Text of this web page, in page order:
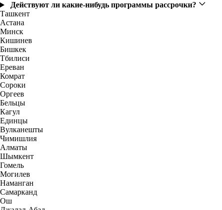
Действуют ли какие-нибудь программы рассрочки?
Ташкент
Астана
Минск
Кишинев
Бишкек
Тбилиси
Ереван
Комрат
Сороки
Оргеев
Бельцы
Кагул
Единцы
Вулканешты
Чимишлия
Алматы
Шымкент
Гомель
Могилев
Наманган
Самарканд
Ош